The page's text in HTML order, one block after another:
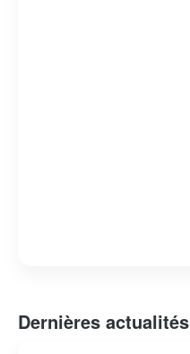
Dernières actualités